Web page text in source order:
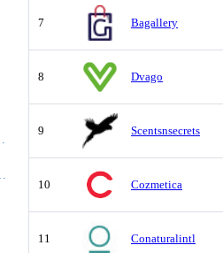
7 Bagallery
8 Dvago
9 Scentsnsecrets
10 Cozmetica
11 Conaturalintl